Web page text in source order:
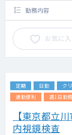
勤務内容
お気に入
定期 日勤 ク
通勤便利
週1日勤
【東京都立
内視鏡検査